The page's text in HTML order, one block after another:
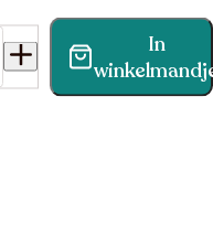
In
vraag op onze